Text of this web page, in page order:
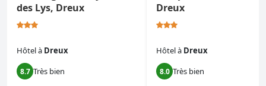
des Lys, Dreux
Hôtelà Dreux
8.7 Très bien
Dreux
Hôtelà Dreux
8.0 Très bien